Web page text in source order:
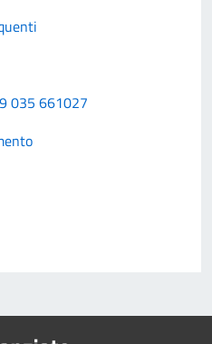
035 661027